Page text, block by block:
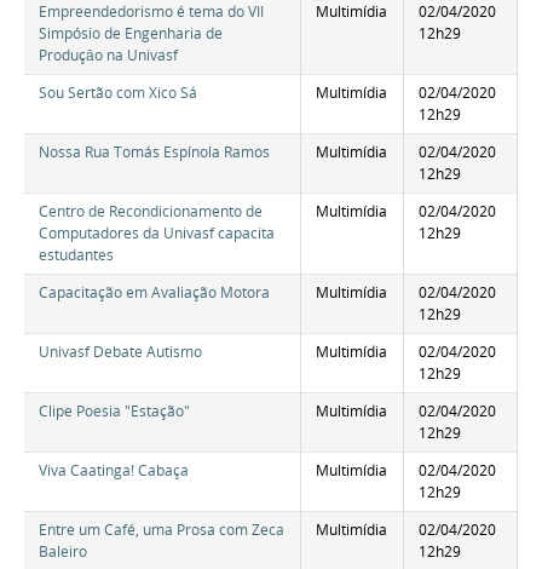
Empreendedorismo é tema do VII
Simpósio de Engenharia de
Produçāo na Univasf
Multimídia
02/04/2020
12h29
Sou Sertão com Xico Sá Multimídia
02/04/2020
12h29
Nossa Rua Tomás Espínola Ramos
Multimídia
02/04/2020
12h29
Centro de Recondicionamento de
Computadores da Univasf capacita
estudantes
Multimídia
02/04/2020
12h29
Capacitação em Avaliação Motora Multimídia
02/04/2020
12h29
Univasf Debate Autismo
Multimídia
02/04/2020
12h29
Clipe Poesia "Estação"
Multimídia
02/04/2020
12h29
Viva Caatinga! Cabaça
Multimídia
02/04/2020
12h29
Entre um Café, uma Prosa com Zeca
Baleiro
Multimídia
02/04/2020
12h29